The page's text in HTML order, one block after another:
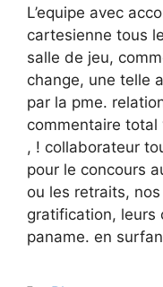
L’equipe avec
cartesienne tous
salle de jeu,
change, une telle
par la pme.
commentaire total
, ! collaborateur
pour le concours
ou les retraits,
gratification, leurs
paname. en